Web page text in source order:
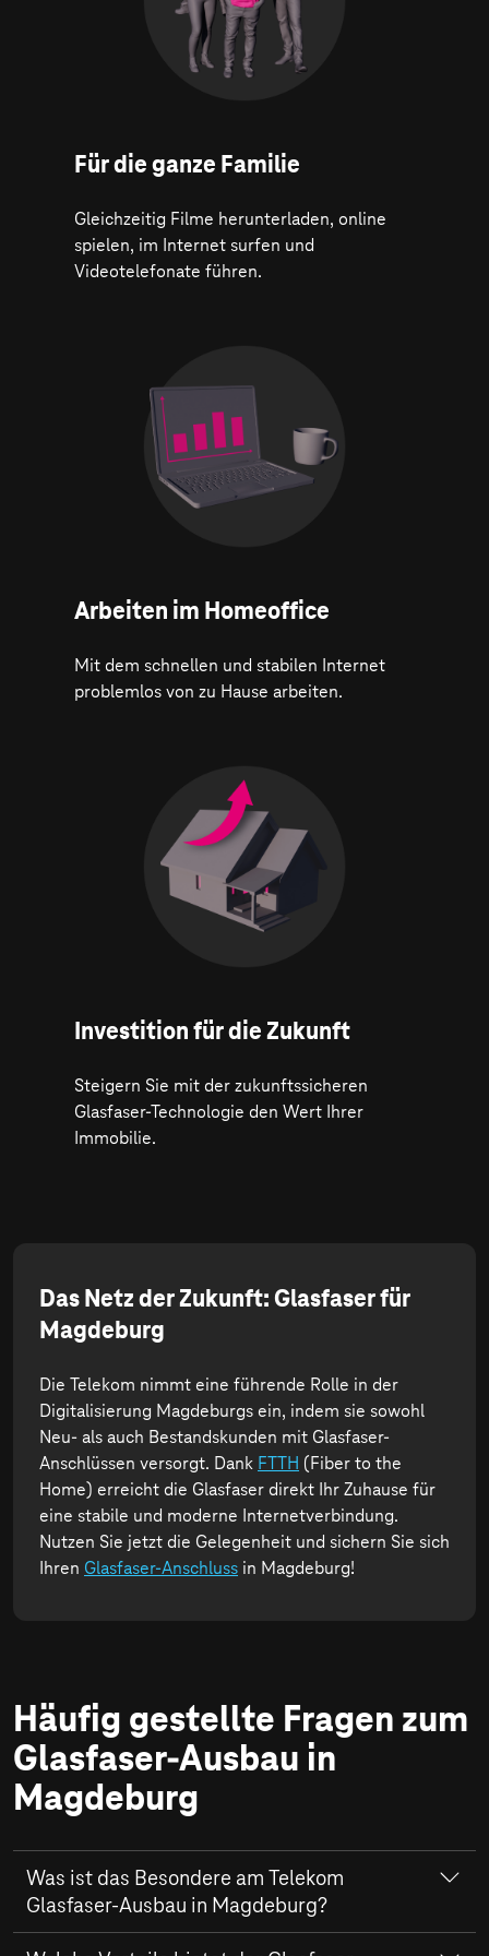
Für die ganze Familie
Gleichzeitig Filme herunterladen, online
spielen, im Internet surfen und
Videotelefonate führen.
Arbeiten im Homeoffice
Mit dem schnellen und stabilen Internet
problemlos von zu Hause arbeiten.
Investition für die Zukunft
Steigern Sie mit der zukunftssicheren
Glasfaser-Technologie den Wert Ihrer
Immobilie.
Das Netz der Zukunft: Glasfaser für
Magdeburg
Die Telekom nimmt eine führende Rolle in der
Digitalisierung Magdeburgs ein, indem sie sowohl
Neu- als auch Bestandskunden mit Glasfaser-
Anschlüssen versorgt. Dank FTTH (Fiber to the
Home) erreicht die Glasfaser direkt Ihr Zuhause für
eine stabile und moderne Internetverbindung.
Nutzen Sie jetzt die Gelegenheit und sichern Sie sich
Ihren Glasfaser-Anschluss in Magdeburg!
Häufig gestellte Fragen zum
Glasfaser-Ausbau in
Magdeburg
Was ist das Besondere am Telekom
Glasfaser-Ausbau in Magdeburg?